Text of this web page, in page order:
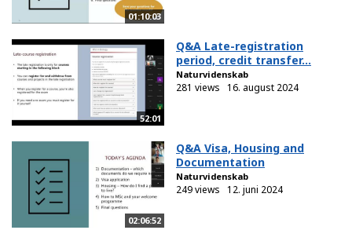
01:10:03
52:01
Q&A Late-registration
period, credit transfer...
Naturvidenskab
281 views 16. august 2024
02:06:52
Q&A Visa, Housing and
Documentation
Naturvidenskab
249 views 12. juni 2024